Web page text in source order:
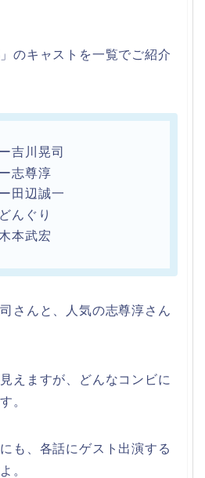
のキャストを一覧でご紹介
吉川晃司
志尊淳
田辺誠一
んぐり
本武宏
さんと、人気の志尊淳さん
えますが、どんなコンビに
。
も、各話にゲスト出演する
。